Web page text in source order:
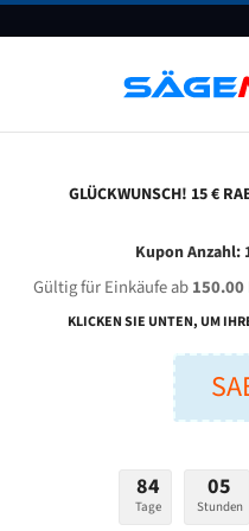
FAQ
Zhejiang Sawing
GLÜCKWUNSCH! 15 €
Kupon Anzahl:
Gültig für Einkäufe ab150.00
KLICKEN SIE UNTEN, UM
84
Tage
05
Stunden